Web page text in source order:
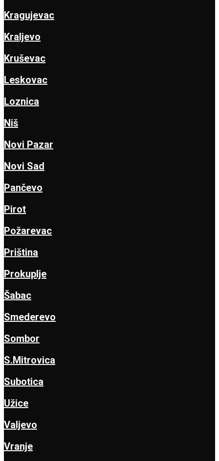
Kragujevac
Kraljevo
Kruševac
Leskovac
Loznica
Niš
Novi Pazar
Novi Sad
Pančevo
Pirot
Požarevac
Priština
Prokuplje
Šabac
Smederevo
Sombor
S.Mitrovica
Subotica
Užice
Valjevo
Vranje